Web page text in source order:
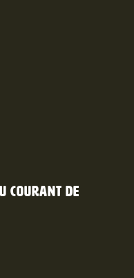
courant de